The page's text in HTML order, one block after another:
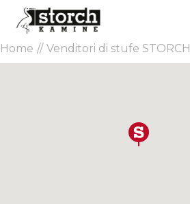
Home Venditori di stufe STORCH